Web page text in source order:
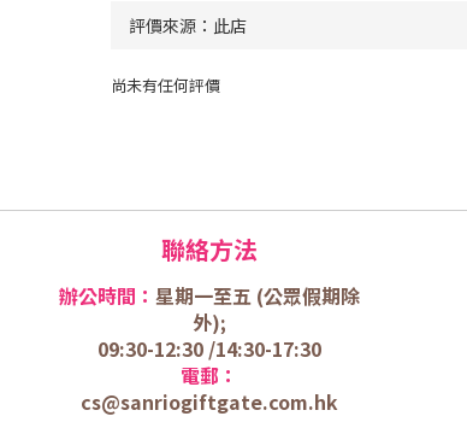
尚未有任何評價
聯絡方法
辦公時間： 星期一至五 (公眾假期除
外);
09:30-12:30 /14:30-17:30
電郵：
cs@sanriogiftgate.com.hk